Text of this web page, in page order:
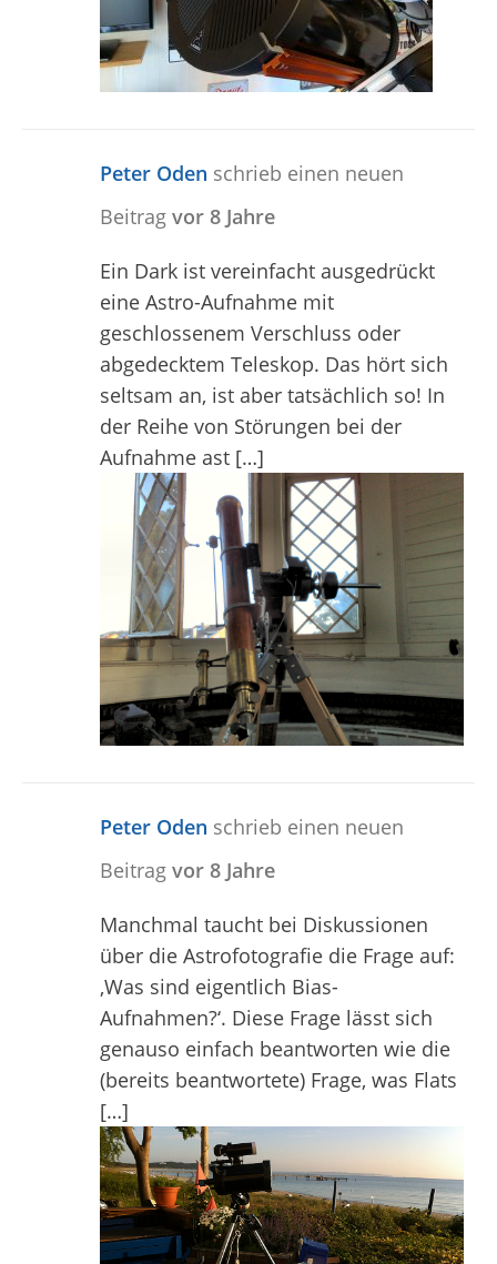
Peter Oden schrieb einen neuen
Beitrag vor 8 Jahre
Ein Dark ist vereinfacht ausgedrückt
eine Astro-Aufnahme mit
geschlossenem Verschluss oder
abgedecktem Teleskop. Das hört sich
seltsam an, ist aber tatsächlich so! In
der Reihe von Störungen bei der
Aufnahme ast […]
Peter Oden schrieb einen neuen
Beitrag vor 8 Jahre
Manchmal taucht bei Diskussionen
über die Astrofotografie die Frage auf:
‚Was sind eigentlich Bias-
Aufnahmen?‘. Diese Frage lässt sich
genauso einfach beantworten wie die
(bereits beantwortete) Frage, was Flats
[…]